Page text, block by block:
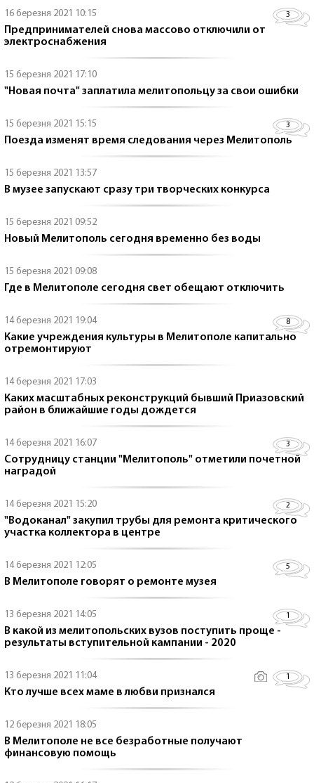
16 березня 2021 10:15 3
Предпринимателей снова массово отключили от
электроснабжения
15 березня 2021 17:10
"Новая почта" заплатила мелитопольцу за свои ошибки
15 березня 2021 15:15 3
Поезда изменят время следования через Мелитополь
15 березня 2021 13:57
В музее запускают сразу три творческих конкурса
15 березня 2021 09:52
Новый Мелитополь сегодня временно без воды
15 березня 2021 09:08
Где в Мелитополе сегодня свет обещают отключить
14 березня 2021 19:04 8
Какие учреждения культуры в Мелитополе капитально
отремонтируют
14 березня 2021 17:03
Каких масштабных реконструкций бывший Приазовский
район в ближайшие годы дождется
14 березня 2021 16:07 3
Сотрудницу станции "Мелитополь" отметили почетной
наградой
14 березня 2021 15:20 2
"Водоканал" закупил трубы для ремонта критического
участка коллектора в центре
14 березня 2021 12:05 5
В Мелитополе говорят о ремонте музея
13 березня 2021 14:05 1
В какой из мелитопольских вузов поступить проще -
результаты вступительной кампании - 2020
13 березня 2021 11:04 1
Кто лучше всех маме в любви признался
12 березня 2021 18:05
В Мелитополе не все безработные получают
финансовую помощь